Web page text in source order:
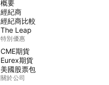
概要
經紀商
經紀商比較
The Leap
特別優惠
CME期貨
Eurex期貨
美國股票包
關於公司